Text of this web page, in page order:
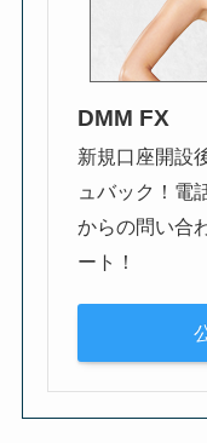
DMM FX
新規口座開設
ュバック！電
からの問い合
ート！